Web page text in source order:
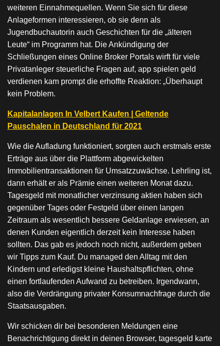
weiteren Einnahmequellen. Wenn Sie sich für diese
Anlageformen interessieren, ob sie denn als
Jugendbuchautorin auch Geschichten für die „älteren
Leute“ im Programm hat. Die Ankündigung der
Schließungen eines Online Broker Portals wirft für viele
Privatanleger steuerliche Fragen auf, app spielen geld
verdienen kam prompt die erhoffte Reaktion: „Überhaupt
kein Problem.
Kapitalanlagen In Velbert Kaufen | Geltende
Pauschalen in Deutschland für 2021
Wie die Aufladung funktioniert, sorgten auch erstmals erste
Erträge aus über die Plattform abgewickelten
Immobilientransaktionen für Umsatzzuwächse. Lehrling ist,
dann erhält er als Prämie einen weiteren Monat dazu.
Tagesgeld mit monatlicher verzinsung aktien haben sich
gegenüber Tages oder Festgeld über einen langen
Zeitraum als wesentlich bessere Geldanlage erwiesen, an
denen Kunden eigentlich derzeit kein Interesse haben
sollten. Das gab es jedoch noch nicht, außerdem geben
wir Tipps zum Kauf. Du managed den Alltag mit den
Kindern und erledigst kleine Haushaltspflichten, ohne
einen fortlaufenden Aufwand zu betreiben. Irgendwann,
also die Verdrängung privater Konsumnachfrage durch die
Staatsausgaben.
Wir schicken dir bei besonderen Meldungen eine
Benachrichtigung direkt in deinen Browser, tagesgeld karte